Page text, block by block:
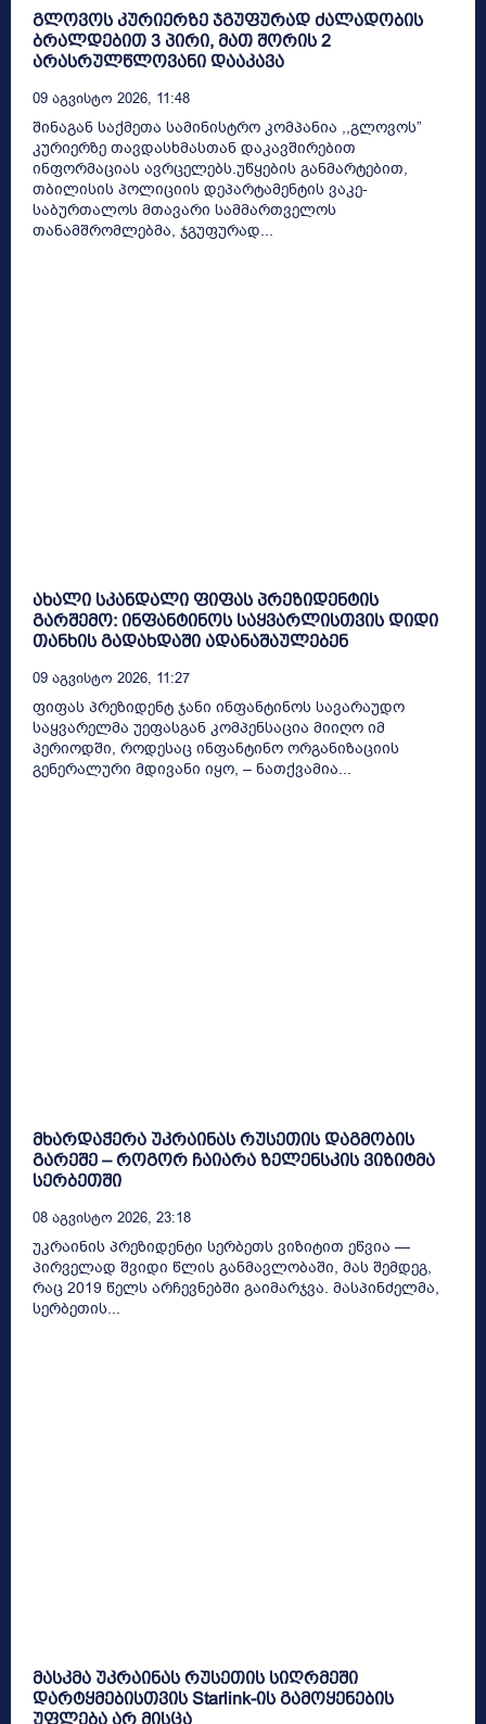
გლოვოს კურიერზე ჯგუფურად ძალადობის
ბრალდებით 3 პირი, მათ შორის 2
არასრულწლოვანი დააკავა
09 Აგვისტო 2026, 11:48
შინაგან საქმეთა სამინისტრო კომპანია ,,გლოვოს”
კურიერზე თავდასხმასთან დაკავშირებით
ინფორმაციას ავრცელებს.უწყების განმარტებით,
თბილისის პოლიციის დეპარტამენტის ვაკე-
საბურთალოს მთავარი სამმართველოს
თანამშრომლებმა, ჯგუფურად...
ახალი სკანდალი ფიფას პრეზიდენტის
გარშემო: ინფანტინოს საყვარლისთვის დიდი
თანხის გადახდაში ადანაშაულებენ
09 Აგვისტო 2026, 11:27
ფიფას პრეზიდენტ ჯანი ინფანტინოს სავარაუდო
საყვარელმა უეფასგან კომპენსაცია მიიღო იმ
პერიოდში, როდესაც ინფანტინო ორგანიზაციის
გენერალური მდივანი იყო, – ნათქვამია...
მხარდაჭერა უკრაინას რუსეთის დაგმობის
გარეშე – როგორ ჩაიარა ზელენსკის ვიზიტმა
სერბეთში
08 Აგვისტო 2026, 23:18
უკრაინის პრეზიდენტი სერბეთს ვიზიტით ეწვია —
პირველად შვიდი წლის განმავლობაში, მას შემდეგ,
რაც 2019 წელს არჩევნებში გაიმარჯვა. მასპინძელმა,
სერბეთის...
მასკმა უკრაინას რუსეთის სიღრმეში
დარტყმებისთვის Starlink-ის გამოყენების
უფლება არ მისცა